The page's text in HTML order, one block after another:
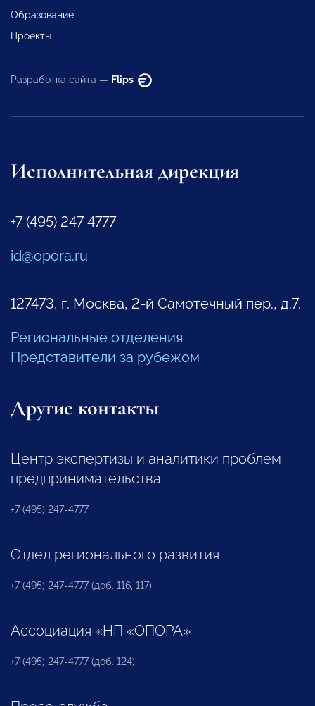
Образование
Проекты
Разработка сайта — Flips
Исполнительная дирекция
+7 (495) 247 4777
id@opora.ru
127473, г. Москва, 2-й Самотечный пер., д.7.
Региональные отделения
Представители за рубежом
Другие контакты
Центр экспертизы и аналитики проблем
предпринимательства
+7 (495) 247-4777
Отдел регионального развития
+7 (495) 247-4777 (доб. 116, 117)
Ассоциация «НП «ОПОРА»
+7 (495) 247-4777 (доб. 124)